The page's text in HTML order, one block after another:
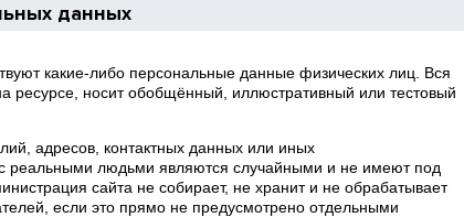
данных
какие‑либо персональные данные физических лиц. Вся
ресурсе, носит обобщённый, иллюстративный или тестовый
адресов, контактных данных или иных
реальными людьми являются случайными и не имеют под
сайта не собирает, не хранит и не обрабатывает
если это прямо не предусмотрено отдельными